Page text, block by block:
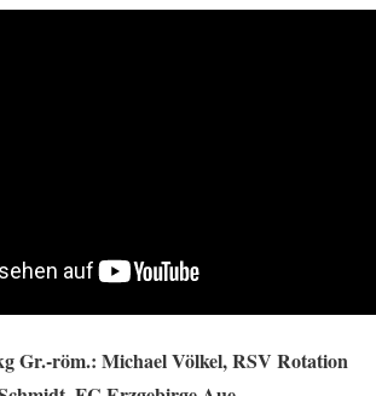
Gr.-röm.: Michael Völkel, RSV Rotation